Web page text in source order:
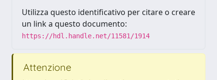
Utilizza questo identificativo per citare o creare
un link a questo documento:
https://hdl.handle.net/11581/1914
Attenzione